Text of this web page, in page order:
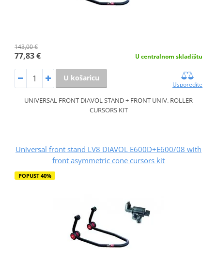
143,00 €
77,83 € U centralnom skladištu
U košaricu
Usporedite
UNIVERSAL FRONT DIAVOL STAND + FRONT UNIV. ROLLER
CURSORS KIT
Universal front stand LV8 DIAVOL E600D+E600/08 with
front asymmetric cone cursors kit
POPUST 40%